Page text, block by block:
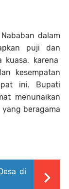
dalam
puji dan
karena
kesempatan
ini. Bupati
menunaikan
beragama
di